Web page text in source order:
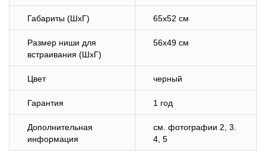
Габариты (ШхГ) 65х52 см
Размер ниши для
встраивания (ШхГ)
56х49 см
Цвет черный
Гарантия 1 год
Дополнительная
информация
cм. фотографии 2, 3.
4, 5